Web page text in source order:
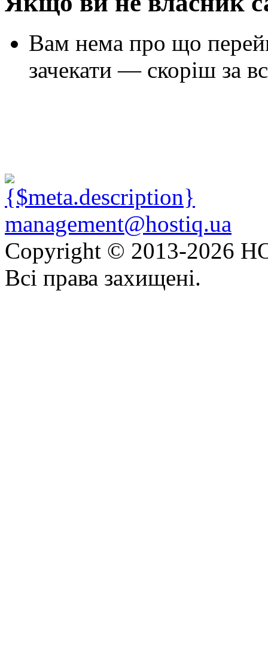
Вам нема про що
зачекати — скоріш за
management@hostiq.ua
Copyright © 2013-2026
Всі права захищені.